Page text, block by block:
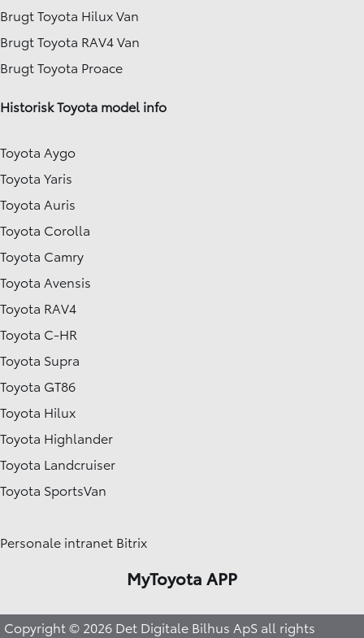
Brugt Toyota Hilux Van
Brugt Toyota RAV4 Van
Brugt Toyota Proace
Historisk Toyota model info
Toyota Aygo
Toyota Yaris
Toyota Auris
Toyota Corolla
Toyota Camry
Toyota Avensis
Toyota RAV4
Toyota C-HR
Toyota Supra
Toyota GT86
Toyota Hilux
Toyota Highlander
Toyota Landcruiser
Toyota SportsVan
Personale intranet Bitrix
MyToyota APP
Copyright © 2026 Det Digitale Bilhus ApS all rights